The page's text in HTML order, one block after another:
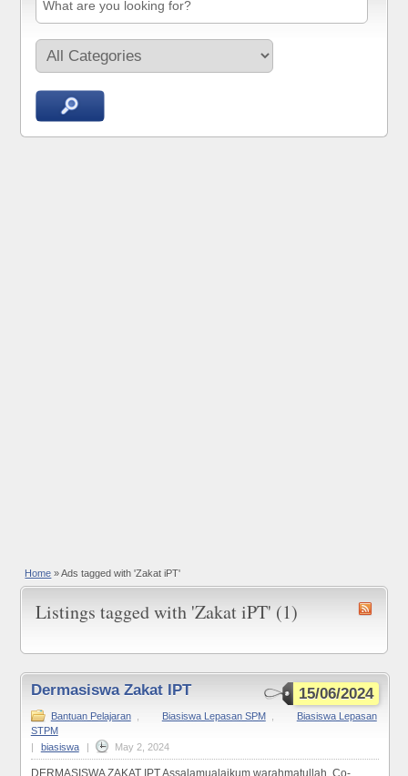
Home »Ads tagged with 'Zakat iPT'
Listings tagged with 'Zakat iPT' (1)
15/06/2024
Dermasiswa Zakat IPT
Bantuan Pelajaran Biasiswa Lepasan SPM
Biasiswa Lepasan
STPM
biasiswa May 2, 2024